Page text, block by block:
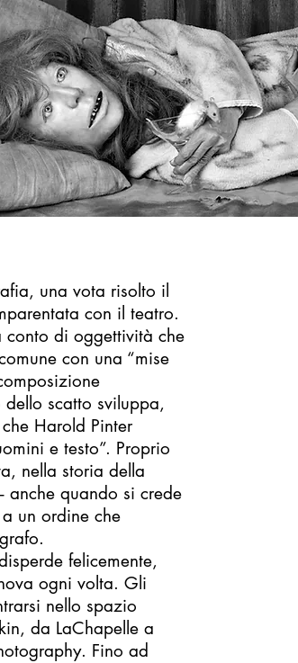
una vota risolto il
con il teatro.
conto di oggettività che
con una “mise
dello scatto sviluppa,
Harold Pinter
e testo”. Proprio
nella storia della
anche quando si crede
un ordine che
felicemente,
ogni volta. Gli
nello spazio
da LaChapelle a
Fino ad